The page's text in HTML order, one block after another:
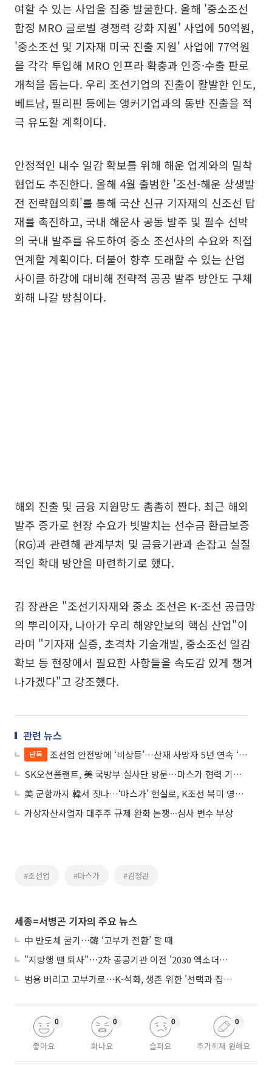
여할 수 있는 사업을 집중 발굴한다. 올해 '중소조선
함정 MRO 글로벌 경쟁력 강화 지원' 사업에 50억원,
'중소조선 및 기자재 미국 진출 지원' 사업에 77억원
을 각각 투입해 MRO 인프라 확충과 인증·수출 판로
개척을 돕는다. 우리 조선기업의 진출이 활발한 인도,
베트남, 필리핀 등에는 앵커기업과의 동반 진출을 적
극 유도할 계획이다.
안정적인 내수 일감 확보를 위해 해운 업계와의 밀착
협업도 추진한다. 올해 4월 출범한 '조선-해운 상생발
전 전략협의회'를 통해 국산 신규 기자재의 신조선 탑
재를 촉진하고, 국내 해운사 공동 발주 및 필수 선박
의 국내 발주를 유도하여 중소 조선사의 수요와 직접
연계할 계획이다. 더불어 향후 도래할 수 있는 산업
사이클 하강에 대비해 전략적 공공 발주 방안도 구체
화해 나갈 방침이다.
해외 진출 및 금융 지원망도 촘촘히 짠다. 최근 해외
발주 증가로 현장 수요가 빗발치는 선수금 환급보증
(RG)과 관련해 관계부처 및 금융기관과 손잡고 실질
적인 확대 방안을 마련하기로 했다.
김 장관은 "조선기자재와 중소 조선은 K-조선 공급망
의 뿌리이자, 나아가 우리 해양안보의 핵심 산업"이
라며 "기자재 실증, 초격차 기술개발, 중소조선 일감
확보 등 현장에서 필요한 사항들을 속도감 있게 챙겨
나가겠다"고 강조했다.
관련 뉴스
단독
조선업 안전망에 ‘비상등’…산재 사망자 5년 연속 ‘최고치’
SK오션플랜트, 美 국방부 실사단 방문…마스가 협력 기대감
美 군함까지 韓서 짓나…‘마스가’ 현실로, K조선 북미 영토 확장
가상자산사업자 대주주 규제 완화 논쟁∙∙∙심사 변수 부상
#조선업 #마스가 #김정관
세종=서병곤 기자의 주요 뉴스
中 반도체 굴기⋯韓 ‘고부가 전환’ 할 때
"지방행 땐 퇴사"⋯2차 공공기관 이전 '2030 엑소더스' 뇌관
범용 버리고 고부가로⋯K-석화, 생존 위한 '선택과 집중'
좋아요
0
화나요
0
슬퍼요
0
추가취재 원해요
0